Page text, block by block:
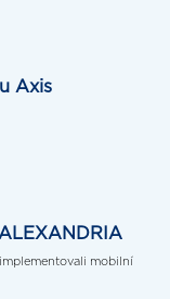
Axis
mobilní